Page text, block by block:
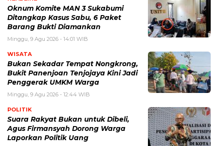
Oknum Komite MAN 3 Sukabumi
Ditangkap Kasus Sabu, 6 Paket
Barang Bukti Diamankan
Minggu, 9 Agu 2026 - 14:01 WIB
WISATA
Bukan Sekadar Tempat Nongkrong,
Bukit Panenjoan Tenjojaya Kini Jadi
Penggerak UMKM Warga
Minggu, 9 Agu 2026 - 12:44 WIB
POLITIK
Suara Rakyat Bukan untuk Dibeli,
Agus Firmansyah Dorong Warga
Laporkan Politik Uang